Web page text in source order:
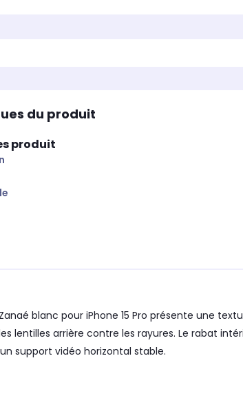
du produit
produit
blanc pour iPhone 15 Pro présente une
lentilles arrière contre les rayures. Le rabat
support vidéo horizontal stable.